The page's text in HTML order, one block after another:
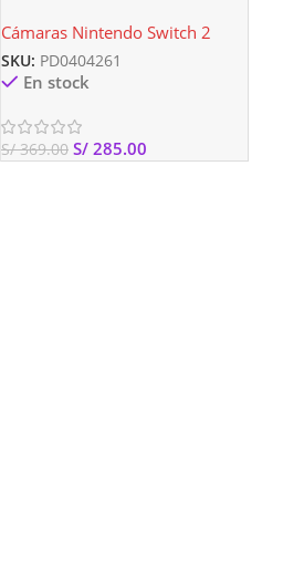
Cámaras Nintendo Switch 2
SKU: PD0404261
En stock
S/369.00 S/ 285.00